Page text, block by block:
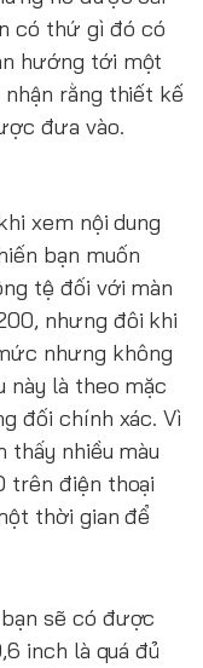
có thứ gì đó có
hướng tới một
rằng thiết kế
đưa vào.
xem nội dung
bạn muốn
tệ đối với màn
nhưng đôi khi
nhưng không
này là theo mặc
đối chính xác. Vì
thấy nhiều màu
trên điện thoại
thời gian để
sẽ có được
inch là quá đủ